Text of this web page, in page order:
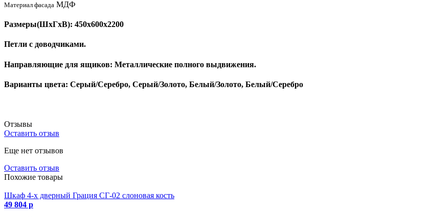
Материал фасада МДФ
Размеры(ШхГхВ): 450х600х2200
Петли с доводчиками.
Направляющие для ящиков: Металлические полного выдвижения.
Варианты цвета: Серый/Серебро, Серый/Золото, Белый/Золото, Белый/Серебро
Отзывы
Оставить отзыв
Еще нет отзывов
Оставить отзыв
Похожие товары
Шкаф 4-х дверный Грация СГ-02 слоновая кость
49 804 р